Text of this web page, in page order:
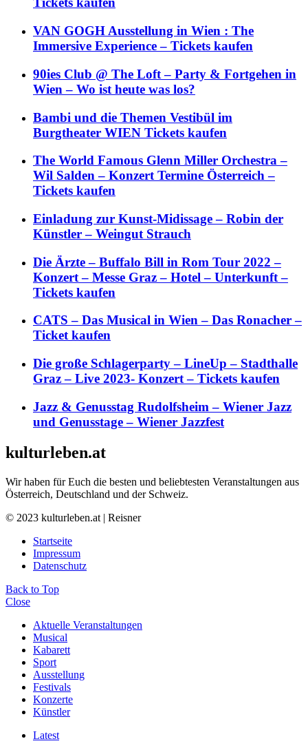
VAN GOGH Ausstellung in Wien : The
Immersive Experience – Tickets kaufen
90ies Club @ The Loft – Party & Fortgehen in
Wien – Wo ist heute was los?
Bambi und die Themen Vestibül im
Burgtheater WIEN Tickets kaufen
The World Famous Glenn Miller Orchestra –
Wil Salden – Konzert Termine Österreich –
Tickets kaufen
Einladung zur Kunst-Midissage – Robin der
Künstler – Weingut Strauch
Die Ärzte – Buffalo Bill in Rom Tour 2022 –
Konzert – Messe Graz – Hotel – Unterkunft –
Tickets kaufen
CATS – Das Musical in Wien – Das Ronacher –
Ticket kaufen
Die große Schlagerparty – LineUp – Stadthalle
Graz – Live 2023- Konzert – Tickets kaufen
Jazz & Genusstag Rudolfsheim – Wiener Jazz
und Genusstage – Wiener Jazzfest
kulturleben.at
Wir haben für Euch die besten und beliebtesten Veranstaltungen aus
Österreich, Deutschland und der Schweiz.
© 2023 kulturleben.at | Reisner
Startseite
Impressum
Datenschutz
Back to Top
Close
Aktuelle Veranstaltungen
Musical
Kabarett
Sport
Ausstellung
Festivals
Konzerte
Künstler
Latest